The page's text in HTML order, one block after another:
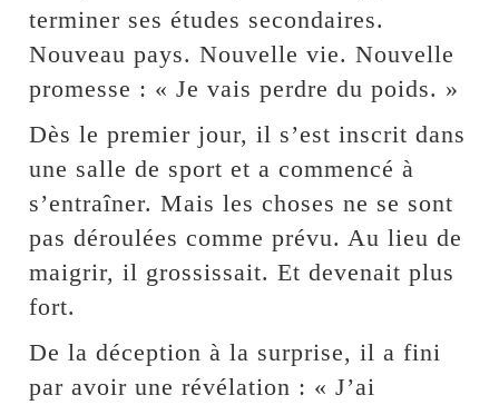
terminer ses études secondaires.
Nouveau pays. Nouvelle vie. Nouvelle
promesse : « Je vais perdre du poids. »
Dès le premier jour, il s’est inscrit dans
une salle de sport et a commencé à
s’entraîner. Mais les choses ne se sont
pas déroulées comme prévu. Au lieu de
maigrir, il grossissait. Et devenait plus
fort.
De la déception à la surprise, il a fini
par avoir une révélation : « J’ai